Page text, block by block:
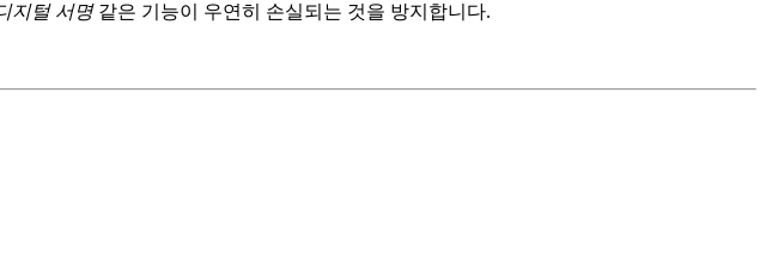
지털 서명같은 기능이 우연히 손실되는 것을 방지합니다.